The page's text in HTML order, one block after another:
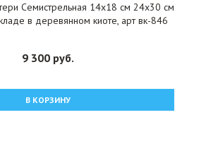
Семистрельная 14x18 см 24x30 см
в деревянном киоте, арт вк-846
9 300 руб.
В КОРЗИНУ